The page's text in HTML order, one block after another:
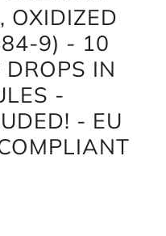
OXIDIZED
9) - 10
DROPS IN
-
- EU